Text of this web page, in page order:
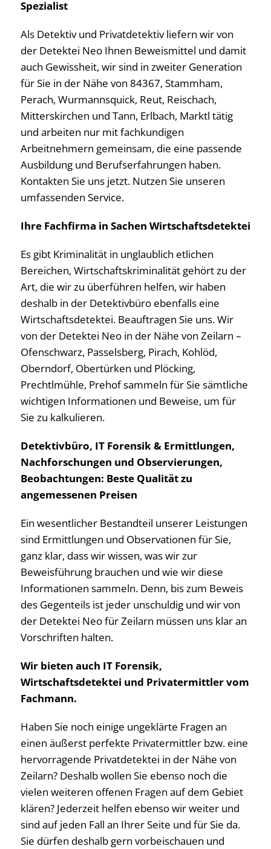
Spezialist
Als Detektiv und Privatdetektiv liefern wir von
der Detektei Neo Ihnen Beweismittel und damit
auch Gewissheit, wir sind in zweiter Generation
für Sie in der Nähe von 84367, Stammham,
Perach, Wurmannsquick, Reut, Reischach,
Mitterskirchen und Tann, Erlbach, Marktl tätig
und arbeiten nur mit fachkundigen
Arbeitnehmern gemeinsam, die eine passende
Ausbildung und Berufserfahrungen haben.
Kontakten Sie uns jetzt. Nutzen Sie unseren
umfassenden Service.
Ihre Fachfirma in Sachen Wirtschaftsdetektei
Es gibt Kriminalität in unglaublich etlichen
Bereichen, Wirtschaftskriminalität gehört zu der
Art, die wir zu überführen helfen, wir haben
deshalb in der Detektivbüro ebenfalls eine
Wirtschaftsdetektei. Beauftragen Sie uns. Wir
von der Detektei Neo in der Nähe von Zeilarn –
Ofenschwarz, Passelsberg, Pirach, Kohlöd,
Oberndorf, Obertürken und Plöcking,
Prechtlmühle, Prehof sammeln für Sie sämtliche
wichtigen Informationen und Beweise, um für
Sie zu kalkulieren.
Detektivbüro, IT Forensik & Ermittlungen,
Nachforschungen und Observierungen,
Beobachtungen: Beste Qualität zu
angemessenen Preisen
Ein wesentlicher Bestandteil unserer Leistungen
sind Ermittlungen und Observationen für Sie,
ganz klar, dass wir wissen, was wir zur
Beweisführung brauchen und wie wir diese
Informationen sammeln. Denn, bis zum Beweis
des Gegenteils ist jeder unschuldig und wir von
der Detektei Neo für Zeilarn müssen uns klar an
Vorschriften halten.
Wir bieten auch IT Forensik,
Wirtschaftsdetektei und Privatermittler vom
Fachmann.
Haben Sie noch einige ungeklärte Fragen an
einen äußerst perfekte Privatermittler bzw. eine
hervorragende Privatdetektei in der Nähe von
Zeilarn? Deshalb wollen Sie ebenso noch die
vielen weiteren offenen Fragen auf dem Gebiet
klären? Jederzeit helfen ebenso wir weiter und
sind auf jeden Fall an Ihrer Seite und für Sie da.
Sie dürfen deshalb gern vorbeischauen und